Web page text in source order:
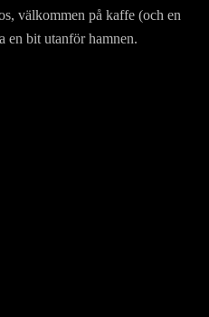
välkommen på kaffe (och en
en bit utanför hamnen.